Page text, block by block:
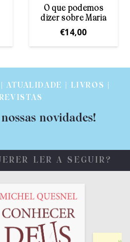
O que podemos
dizer sobre Maria
14,00
| ATUALIDADE | LIVROS |
novidades!
LER A SEGUIR?